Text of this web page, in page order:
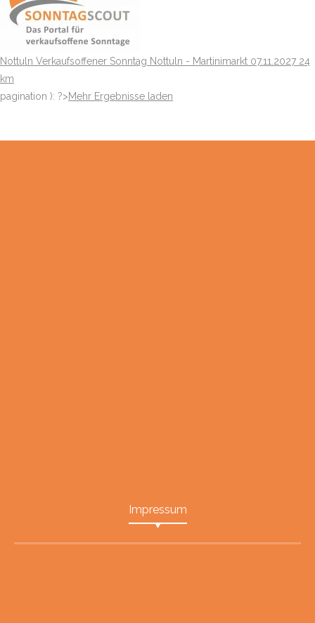
Nottuln Verkaufsoffener Sonntag Nottuln - Martinimarkt 07.11.2027 24
km
pagination ): ?>Mehr Ergebnisse laden
Impressum